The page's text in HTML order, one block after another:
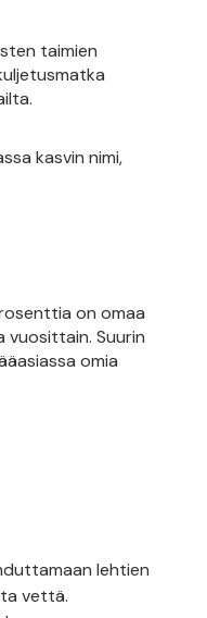
taimien
kasvin nimi,
on omaa
Suurin
omia
lehtien
vettä.